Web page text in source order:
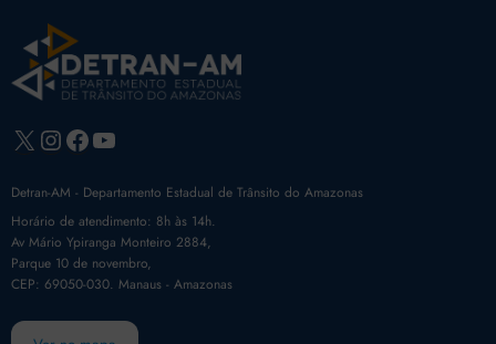
X Instagram
Facebook
Youtube
Detran-AM - Departamento Estadual de Trânsito do Amazonas
Horário de atendimento: 8h às 14h.
Av Mário Ypiranga Monteiro 2884,
Parque 10 de novembro,
CEP: 69050-030. Manaus - Amazonas